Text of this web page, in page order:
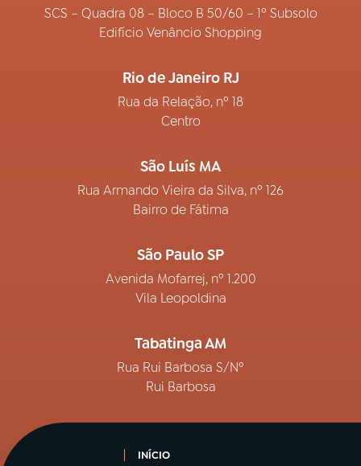
SCS – Quadra 08 – Bloco B 50/60 – 1º Subsolo
Edifício Venâncio Shopping
Rio de Janeiro RJ
Rua da Relação, nº 18
Centro
São Luís MA
Rua Armando Vieira da Silva, nº 126
Bairro de Fátima
São Paulo SP
Avenida Mofarrej, nº 1.200
Vila Leopoldina
Tabatinga AM
Rua Rui Barbosa S/Nº
Rui Barbosa
INÍCIO